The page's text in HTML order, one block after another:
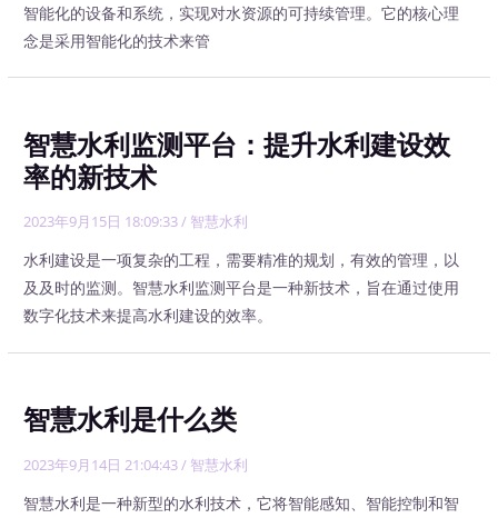
智能化的设备和系统，实现对水资源的可持续管理。它的核心理
念是采用智能化的技术来管
智慧水利监测平台：提升水利建设效
率的新技术
2023年9月15日 18:09:33/ 智慧水利
水利建设是一项复杂的工程，需要精准的规划，有效的管理，以
及及时的监测。智慧水利监测平台是一种新技术，旨在通过使用
数字化技术来提高水利建设的效率。
智慧水利是什么类
2023年9月14日 21:04:43/ 智慧水利
智慧水利是一种新型的水利技术，它将智能感知、智能控制和智